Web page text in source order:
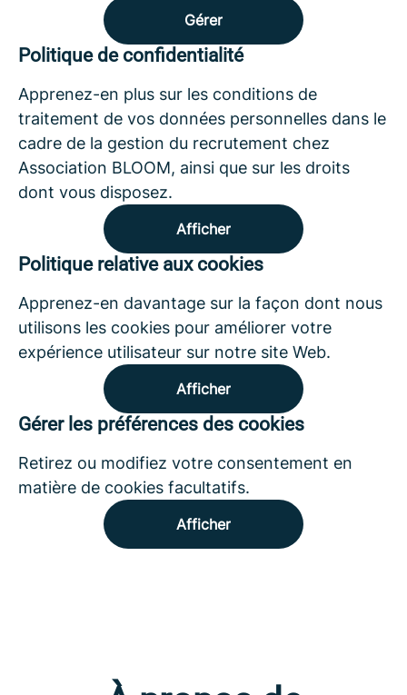
Gérer
Politique de confidentialité
Apprenez-en plus sur les conditions de
traitement de vos données personnelles dans le
cadre de la gestion du recrutement chez
Association BLOOM, ainsi que sur les droits
dont vous disposez.
Afficher
Politique relative aux cookies
Apprenez-en davantage sur la façon dont nous
utilisons les cookies pour améliorer votre
expérience utilisateur sur notre site Web.
Afficher
Gérer les préférences des cookies
Retirez ou modifiez votre consentement en
matière de cookies facultatifs.
Afficher